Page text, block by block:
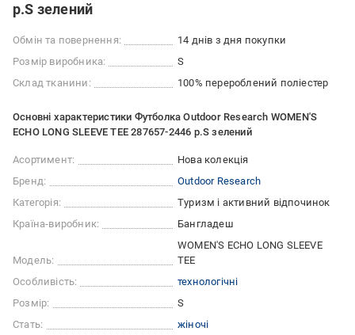
р.S зелений
Обмін та повернення:
14 днів з дня покупки
Розмір виробника:
S
Склад тканини:
100% перероблений поліестер
Основні характеристики Футболка Outdoor Research WOMEN'S
ECHO LONG SLEEVE TEE 287657-2446 р.S зелений
Асортимент:
Нова колекція
Бренд:
Outdoor Research
Категорія:
Туризм і активний відпочинок
Країна-виробник:
Бангладеш
Модель:
WOMEN'S ECHO LONG SLEEVE
TEE
Особливість:
технологічні
Розмір:
S
Стать:
жіночі